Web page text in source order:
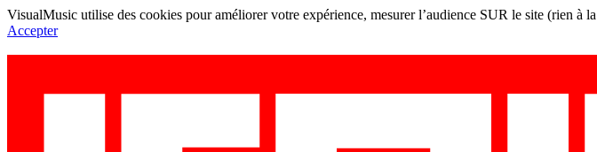
VisualMusic utilise des cookies pour améliorer votre expérience, mesurer l’audience SUR le site (rien à
Accepter